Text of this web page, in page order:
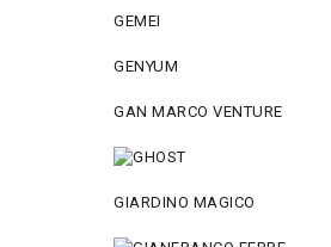
GEMEI
GENYUM
GAN MARCO VENTURE
GIARDINO MAGICO